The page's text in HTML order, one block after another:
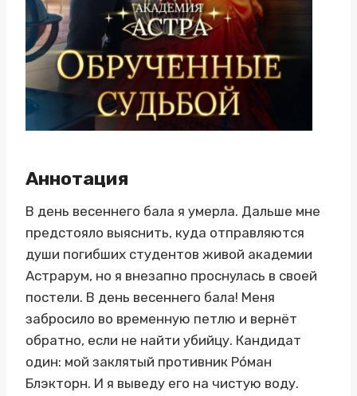
Аннотация
В день весеннего бала я умерла. Дальше мне
предстояло выяснить, куда отправляются
души погибших студентов живой академии
Астрарум, но я внезапно проснулась в своей
постели. В день весеннего бала! Меня
забросило во временную петлю и вернёт
обратно, если не найти убийцу. Кандидат
один: мой заклятый противник Ро́ман
Блэкторн. И я выведу его на чистую воду.